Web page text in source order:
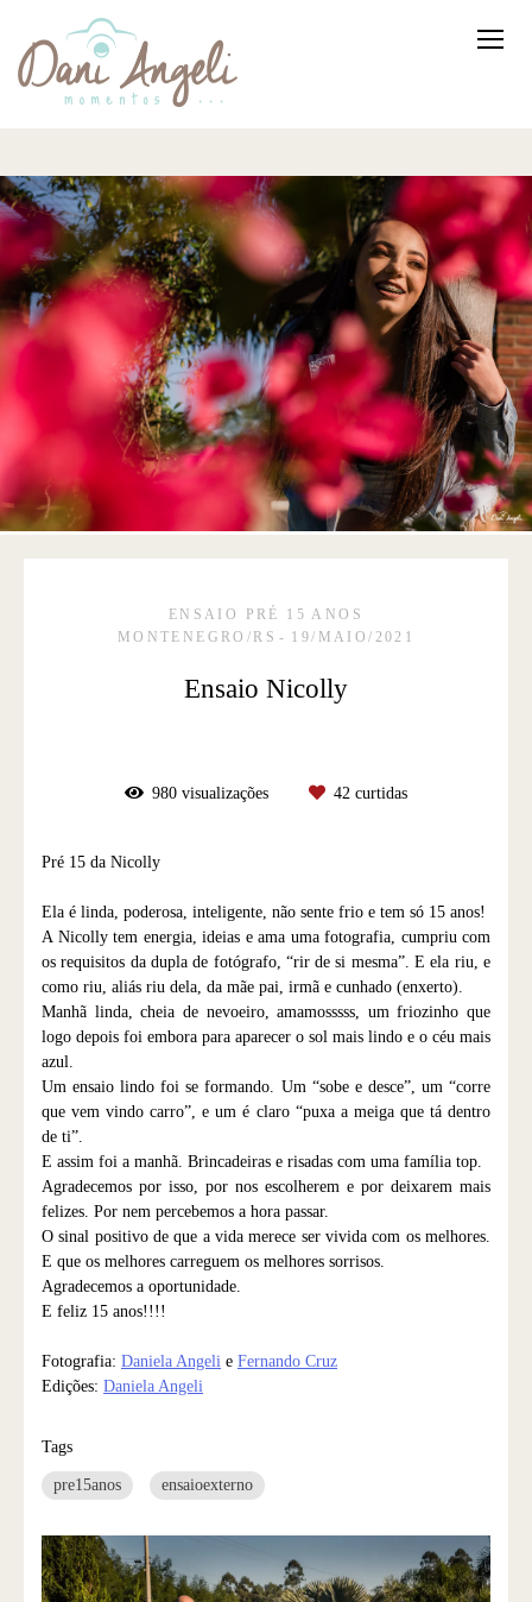
ENSAIO PRÉ 15 ANOS
MONTENEGRO/RS
19/MAIO/2021
Ensaio Nicolly
980 visualizações 42 curtidas
Pré 15 da Nicolly
Ela é linda, poderosa, inteligente, não sente frio e tem só 15 anos!
A Nicolly tem energia, ideias e ama uma fotografia, cumpriu com
os requisitos da dupla de fotógrafo, “rir de si mesma”. E ela riu, e
como riu, aliás riu dela, da mãe pai, irmã e cunhado (enxerto).
Manhã linda, cheia de nevoeiro, amamosssss, um friozinho que
logo depois foi embora para aparecer o sol mais lindo e o céu mais
azul.
Um ensaio lindo foi se formando. Um “sobe e desce”, um “corre
que vem vindo carro”, e um é claro “puxa a meiga que tá dentro
de ti”.
E assim foi a manhã. Brincadeiras e risadas com uma família top.
Agradecemos por isso, por nos escolherem e por deixarem mais
felizes. Por nem percebemos a hora passar.
O sinal positivo de que a vida merece ser vivida com os melhores.
E que os melhores carreguem os melhores sorrisos.
Agradecemos a oportunidade.
E feliz 15 anos!!!!
Fotografia: Daniela Angeli e Fernando Cruz
Edições: Daniela Angeli
Tags
pre15anos ensaioexterno